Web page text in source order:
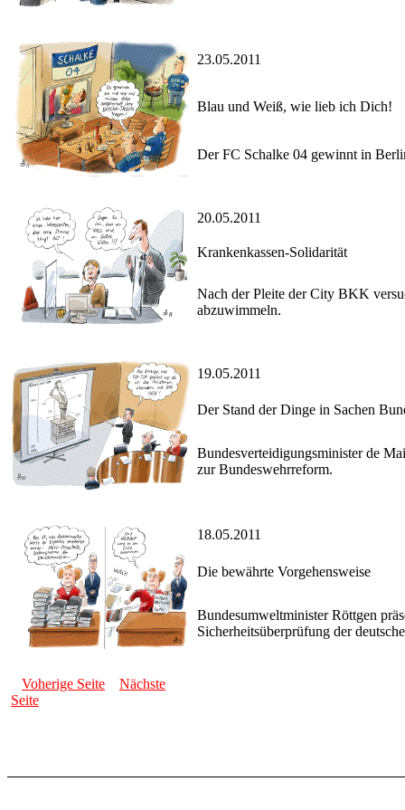
23.05.2011
Blau und Weiß, wie lieb ich Dich!
Der FC Schalke 04 gewinnt in
20.05.2011
Krankenkassen-Solidarität
Nach der Pleite der City BKK
abzuwimmeln.
19.05.2011
Der Stand der Dinge in Sachen
Bundesverteidigungsminister de
zur Bundeswehrreform.
18.05.2011
Die bewährte Vorgehensweise
Bundesumweltminister Röttgen
Sicherheitsüberprüfung der
Voherige Seite
Nächste
Seite